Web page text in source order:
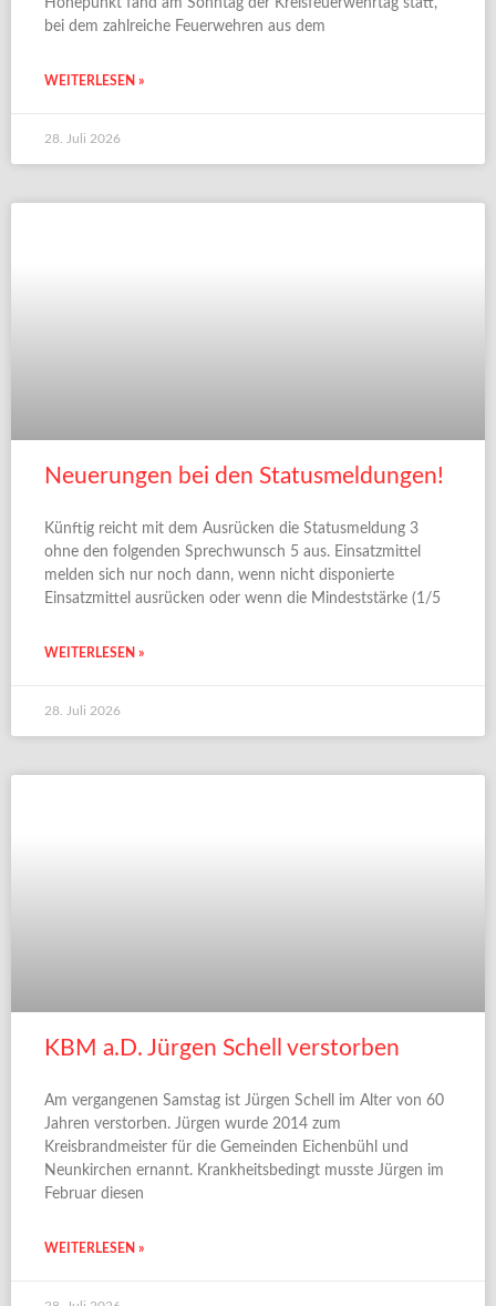
bei dem zahlreiche Feuerwehren aus dem
WEITERLESEN »
28. Juli 2026
Neuerungen bei den Statusmeldungen!
Künftig reicht mit dem Ausrücken die Statusmeldung 3
ohne den folgenden Sprechwunsch 5 aus. Einsatzmittel
melden sich nur noch dann, wenn nicht disponierte
Einsatzmittel ausrücken oder wenn die Mindeststärke (1/5
WEITERLESEN »
28. Juli 2026
KBM a.D. Jürgen Schell verstorben
Am vergangenen Samstag ist Jürgen Schell im Alter von 60
Jahren verstorben. Jürgen wurde 2014 zum
Kreisbrandmeister für die Gemeinden Eichenbühl und
Neunkirchen ernannt. Krankheitsbedingt musste Jürgen im
Februar diesen
WEITERLESEN »